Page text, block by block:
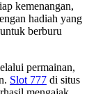
kemenangan,
hadiah yang
berburu
permainan,
Slot 777 di situs